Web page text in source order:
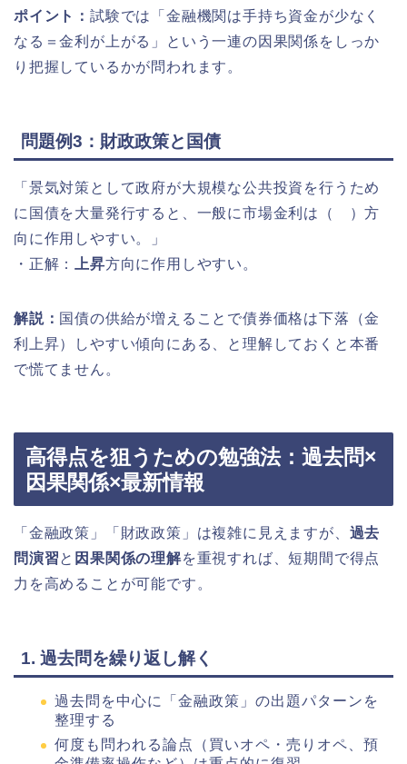
ポイント： 試験では「金融機関は手持ち資金が少なく
なる＝金利が上がる」という一連の因果関係をしっか
り把握しているかが問われます。
問題例3：財政政策と国債
「景気対策として政府が大規模な公共投資を行うため
に国債を大量発行すると、一般に市場金利は（ ）方
向に作用しやすい。」
・正解：
上昇方向に作用しやすい。
解説： 国債の供給が増えることで債券価格は下落（金
利上昇）しやすい傾向にある、と理解しておくと本番
で慌てません。
高得点を狙うための勉強法：過去問×
因果関係×最新情報
「金融政策」「財政政策」は複雑に見えますが、 過去
問演習と 因果関係の理解を重視すれば、短期間で得点
力を高めることが可能です。
1. 過去問を繰り返し解く
過去問を中心に「金融政策」の出題パターンを
整理する
何度も問われる論点（買いオペ・売りオペ、預